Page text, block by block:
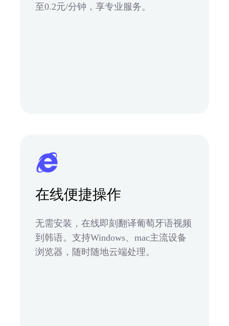
至0.2元/分钟，享专业服务。
在线便捷操作
无需安装，在线即刻翻译葡萄牙语视频
到韩语。支持Windows、mac主流设备
浏览器，随时随地云端处理。